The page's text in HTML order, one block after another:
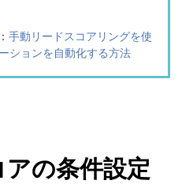
： 手動リードスコアリングを使
ションを自動化する方法
アの条件設定